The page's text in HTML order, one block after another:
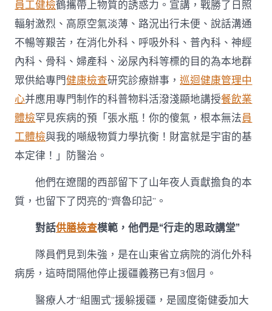
員工健檢鶴攜帶上物質的誘惑力。宣講，戰勝了日照
輻射激烈、高原空氣淡薄、路況出行未便、說話溝通
不暢等艱苦，在消化外科、呼吸外科、普內科、神經
內科、骨科、婦產科、泌尿內科等標的目的為本地群
眾供給專門健康檢查研究診療辦事，巡迴健康管理中
心并應用專門制作的科普物料活潑淺顯地講授餐飲業
體檢罕見疾病的預「張水瓶！你的傻氣，根本無法員
工體檢與我的噸級物質力學抗衡！財富就是宇宙的基
本定律！」防醫治。
他們在遼闊的西部留下了山年夜人貢獻擔負的本
質，也留下了閃亮的“齊魯印記”。
對話供膳檢查模範，他們是“行走的思政講堂”
隊員們見到朱強，是在山東省立病院的消化外科
病房，這時間隔他停止援疆義務已有3個月。
醫療人才“組團式”援躲援疆，是國度衛健委加大